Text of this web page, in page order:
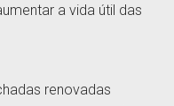
a vida útil das
renovadas